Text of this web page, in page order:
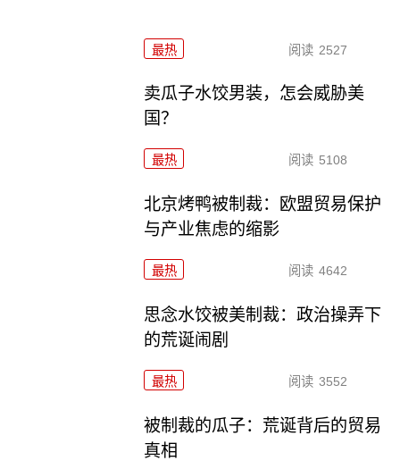
最热 阅读 2527
卖瓜子水饺男装，怎会威胁美
国？
最热 阅读 5108
北京烤鸭被制裁：欧盟贸易保护
与产业焦虑的缩影
最热 阅读 4642
思念水饺被美制裁：政治操弄下
的荒诞闹剧
最热 阅读 3552
被制裁的瓜子：荒诞背后的贸易
真相